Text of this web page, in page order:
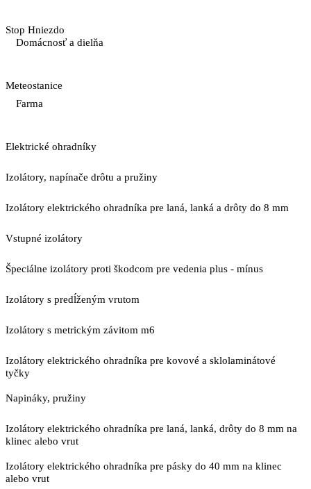
Stop Hniezdo
Domácnosť a dielňa
Meteostanice
Farma
Elektrické ohradníky
Izolátory, napínače drôtu a pružiny
Izolátory elektrického ohradníka pre laná, lanká a drôty do 8 mm
Vstupné izolátory
Špeciálne izolátory proti škodcom pre vedenia plus - mínus
Izolátory s predĺženým vrutom
Izolátory s metrickým závitom m6
Izolátory elektrického ohradníka pre kovové a sklolaminátové
tyčky
Napináky, pružiny
Izolátory elektrického ohradníka pre laná, lanká, drôty do 8 mm na
klinec alebo vrut
Izolátory elektrického ohradníka pre pásky do 40 mm na klinec
alebo vrut